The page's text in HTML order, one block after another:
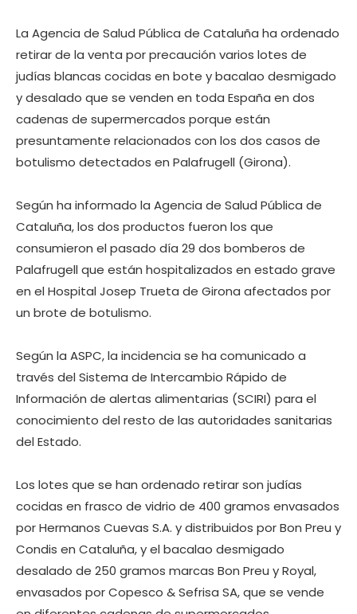
La Agencia de Salud Pública de Cataluña ha ordenado
retirar de la venta por precaución varios lotes de
judías blancas cocidas en bote y bacalao desmigado
y desalado que se venden en toda España en dos
cadenas de supermercados porque están
presuntamente relacionados con los dos casos de
botulismo detectados en Palafrugell (Girona).
Según ha informado la Agencia de Salud Pública de
Cataluña, los dos productos fueron los que
consumieron el pasado día 29 dos bomberos de
Palafrugell que están hospitalizados en estado grave
en el Hospital Josep Trueta de Girona afectados por
un brote de botulismo.
Según la ASPC, la incidencia se ha comunicado a
través del Sistema de Intercambio Rápido de
Información de alertas alimentarias (SCIRI) para el
conocimiento del resto de las autoridades sanitarias
del Estado.
Los lotes que se han ordenado retirar son judías
cocidas en frasco de vidrio de 400 gramos envasados
por Hermanos Cuevas S.A. y distribuidos por Bon Preu y
Condis en Cataluña, y el bacalao desmigado
desalado de 250 gramos marcas Bon Preu y Royal,
envasados por Copesco & Sefrisa SA, que se vende